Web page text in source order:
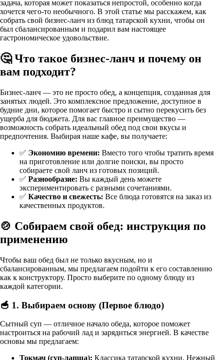
задача, которая может показаться непростой, особенно когда
хочется чего-то необычного. В этой статье мы расскажем, как
собрать свой бизнес-ланч из блюд татарской кухни, чтобы он
был сбалансированным и подарил вам настоящее
гастрономическое удовольствие.
🤔 Что такое бизнес-ланч и почему он
вам подходит?
Бизнес-ланч — это не просто обед, а концепция, созданная для
занятых людей. Это комплексное предложение, доступное в
будние дни, которое помогает быстро и сытно перекусить без
ущерба для бюджета. Для вас главное преимущество —
возможность собрать идеальный обед под свои вкусы и
предпочтения. Выбирая наше кафе, вы получаете:
✅ Экономию времени: Вместо того чтобы тратить время
на приготовление или долгие поиски, вы просто
собираете свой ланч из готовых позиций.
✅ Разнообразие: Вы каждый день можете
экспериментировать с разными сочетаниями.
✅ Качество и свежесть: Все блюда готовятся на заказ из
качественных продуктов.
🍲 Собираем свой обед: инструкция по
применению
Чтобы ваш обед был не только вкусным, но и
сбалансированным, мы предлагаем подойти к его составлению
как к конструктору. Просто выберите по одному блюду из
каждой категории.
🥣 1. Выбираем основу (Первое блюдо)
Сытный суп — отличное начало обеда, которое поможет
настроиться на рабочий лад и зарядиться энергией. В качестве
основы мы предлагаем:
Токмач (суп-лапша): Классика татарской кухни. Нежный